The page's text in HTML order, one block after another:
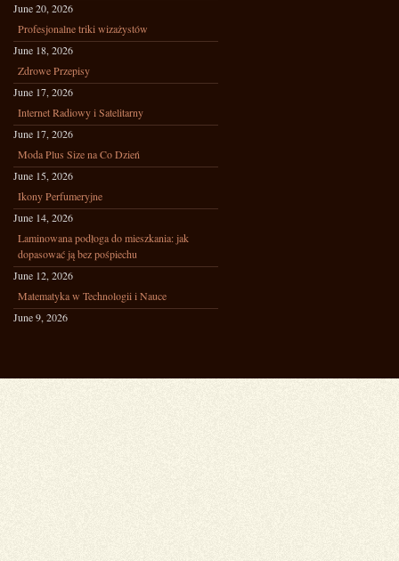
June 20, 2026
Profesjonalne triki wizażystów
June 18, 2026
Zdrowe Przepisy
June 17, 2026
Internet Radiowy i Satelitarny
June 17, 2026
Moda Plus Size na Co Dzień
June 15, 2026
Ikony Perfumeryjne
June 14, 2026
Laminowana podłoga do mieszkania: jak
dopasować ją bez pośpiechu
June 12, 2026
Matematyka w Technologii i Nauce
June 9, 2026